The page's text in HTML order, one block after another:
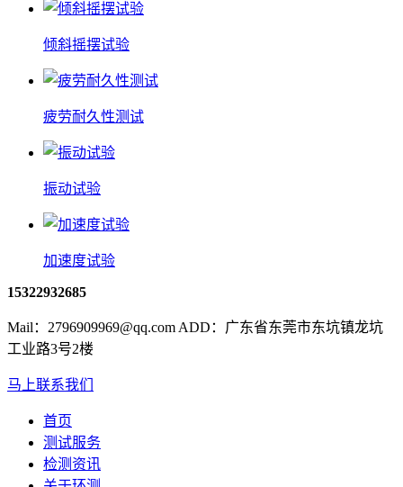
倾斜摇摆试验
疲劳耐久性测试
振动试验
加速度试验
15322932685
Mail：2796909969@qq.com ADD：广东省东莞市东坑镇龙坑
工业路3号2楼
马上联系我们
首页
测试服务
检测资讯